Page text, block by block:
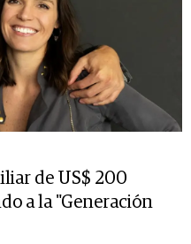
de US$ 200
a la "Generación